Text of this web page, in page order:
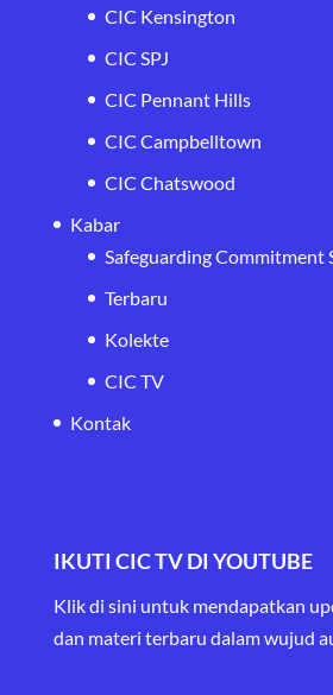
CIC Kensington
CIC SPJ
CIC Pennant Hills
CIC Campbelltown
CIC Chatswood
Kabar
Safeguarding Commitment
Terbaru
Kolekte
CIC TV
Kontak
IKUTI CIC TV DI YOUTUBE
Klik di sini untuk mendapatkan
dan materi terbaru dalam wujud